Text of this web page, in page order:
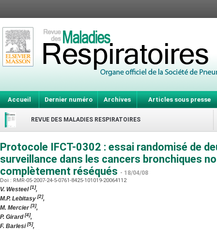
Accueil Dernier numéro Archives Articles sous presse
REVUE DES MALADIES RESPIRATOIRES
Protocole IFCT-0302 : essai randomisé de
surveillance dans les cancers bronchiques
complètement réséqués - 18/04/08
Doi : RMR-05-2007-24-5-0761-8425-101019-20064112
V. Westeel[1],
M.P. Lebitasy [2],
M. Mercier[3],
P. Girard[4],
F. Barlesi[5],